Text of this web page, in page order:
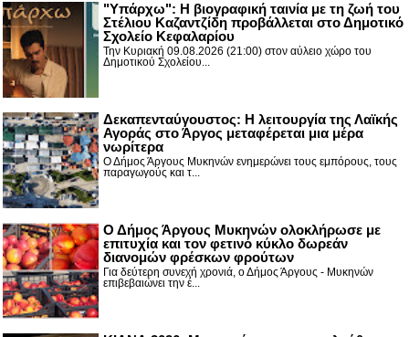
"Υπάρχω": Η βιογραφική ταινία με τη ζωή του
Στέλιου Καζαντζίδη προβάλλεται στο Δημοτικό
Σχολείο Κεφαλαρίου
Την Κυριακή 09.08.2026 (21:00) στον αύλειο χώρο του
Δημοτικού Σχολείου...
Δεκαπενταύγουστος: H λειτουργία της Λαϊκής
Αγοράς στο Άργος μεταφέρεται μια μέρα
νωρίτερα
Ο Δήμος Άργους Μυκηνών ενημερώνει τους εμπόρους, τους
παραγωγούς και τ...
Ο Δήμος Άργους Μυκηνών ολοκλήρωσε με
επιτυχία και τον φετινό κύκλο δωρεάν
διανομών φρέσκων φρούτων
Για δεύτερη συνεχή χρονιά, ο Δήμος Άργους - Μυκηνών
επιβεβαιώνει την έ...